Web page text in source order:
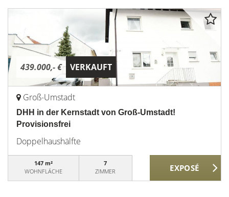
439.000,- € VERKAUFT
Groß-Umstadt
DHH in der Kernstadt von Groß-Umstadt!
Provisionsfrei
Doppelhaushälfte
147 m²
WOHNFLÄCHE
7
ZIMMER